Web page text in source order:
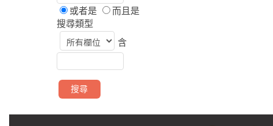
或者是
而且是
搜尋類型
含